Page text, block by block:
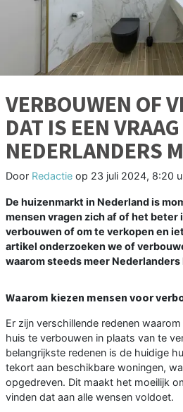
VERBOUWEN OF
DAT IS EEN
NEDERLANDERS
Door Redactie op 23 juli 2024, 8:20
De huizenmarkt in Nederland is
mensen vragen zich af of het beter
verbouwen of om te verkopen en
artikel onderzoeken we of
waarom steeds meer
Waarom kiezen mensen voor
Er zijn verschillende redenen
huis te verbouwen in plaats van te
belangrijkste redenen is de huidige
tekort aan beschikbare woningen,
opgedreven. Dit maakt het moeilijk
vinden dat aan alle wensen voldoet.